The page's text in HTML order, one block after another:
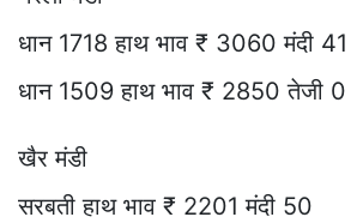
धान 1718 हाथ भाव ₹ 3060 मंदी 41
धान 1509 हाथ भाव ₹ 2850 तेजी 0
खैर मंडी
सरबती हाथ भाव ₹ 2201 मंदी 50